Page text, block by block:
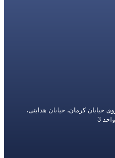
خیابان کرمان، خیابان هدایتی،